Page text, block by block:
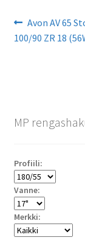
selaus
Edellinen
artikkeli
Avon AV 65
100/90 ZR 18
MP
Profiili:
Vanne:
Merkki: